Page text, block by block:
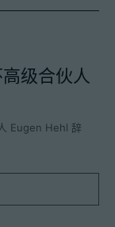
级合伙人
Eugen Hehl 辞